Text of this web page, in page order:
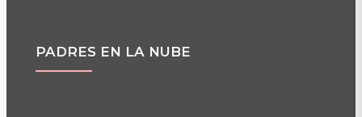
PADRES EN LA NUBE